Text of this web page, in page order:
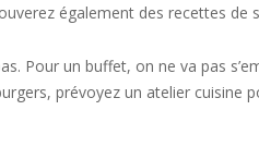
également des recettes de
Pour un buffet, on ne va pas
prévoyez un atelier